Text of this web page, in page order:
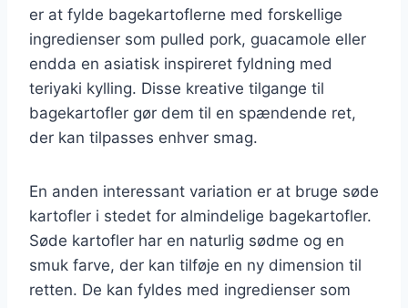
er at fylde bagekartoflerne med forskellige
ingredienser som pulled pork, guacamole eller
endda en asiatisk inspireret fyldning med
teriyaki kylling. Disse kreative tilgange til
bagekartofler gør dem til en spændende ret,
der kan tilpasses enhver smag.
En anden interessant variation er at bruge søde
kartofler i stedet for almindelige bagekartofler.
Søde kartofler har en naturlig sødme og en
smuk farve, der kan tilføje en ny dimension til
retten. De kan fyldes med ingredienser som